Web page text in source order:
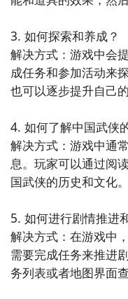
3. 如何探索和养成？
解决方式：游戏中会
成任务和参加活动来
也可以逐步提升自己
4. 如何了解中国武侠
解决方式：游戏中通
息。玩家可以通过阅
国武侠的历史和文化。
5. 如何进行剧情推进
解决方式：在游戏中
需要完成任务来推进
务列表或者地图界面